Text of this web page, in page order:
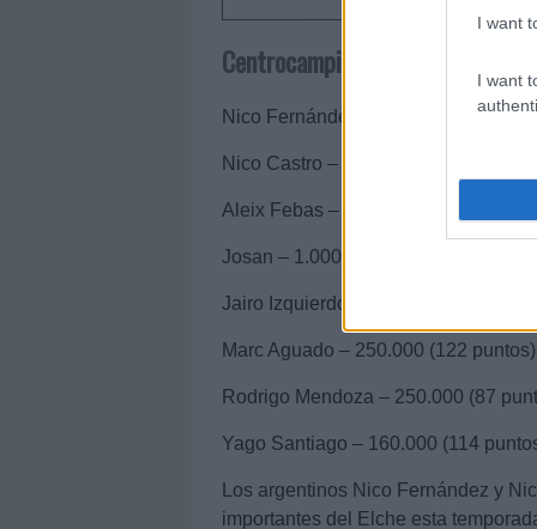
I want
I want
Centrocampistas
Nico Fernández – 2.000.000 (244
Nico Castro – 1.500.000 (204 puntos)
Aleix Febas – 1.250.000 (213 puntos)
Josan – 1.000.000 (205 puntos)
Jairo Izquierdo – 350.000 (97 puntos)
Marc Aguado – 250.000 (122 puntos)
Rodrigo Mendoza – 250.000 (87
Yago Santiago – 160.000 (114
Los argentinos Nico Fernández y
importantes del Elche esta